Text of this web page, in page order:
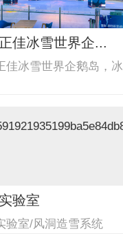
佳冰雪世界企...
佳冰雪世界企鹅岛，冰
验室
验室/风洞造雪系统